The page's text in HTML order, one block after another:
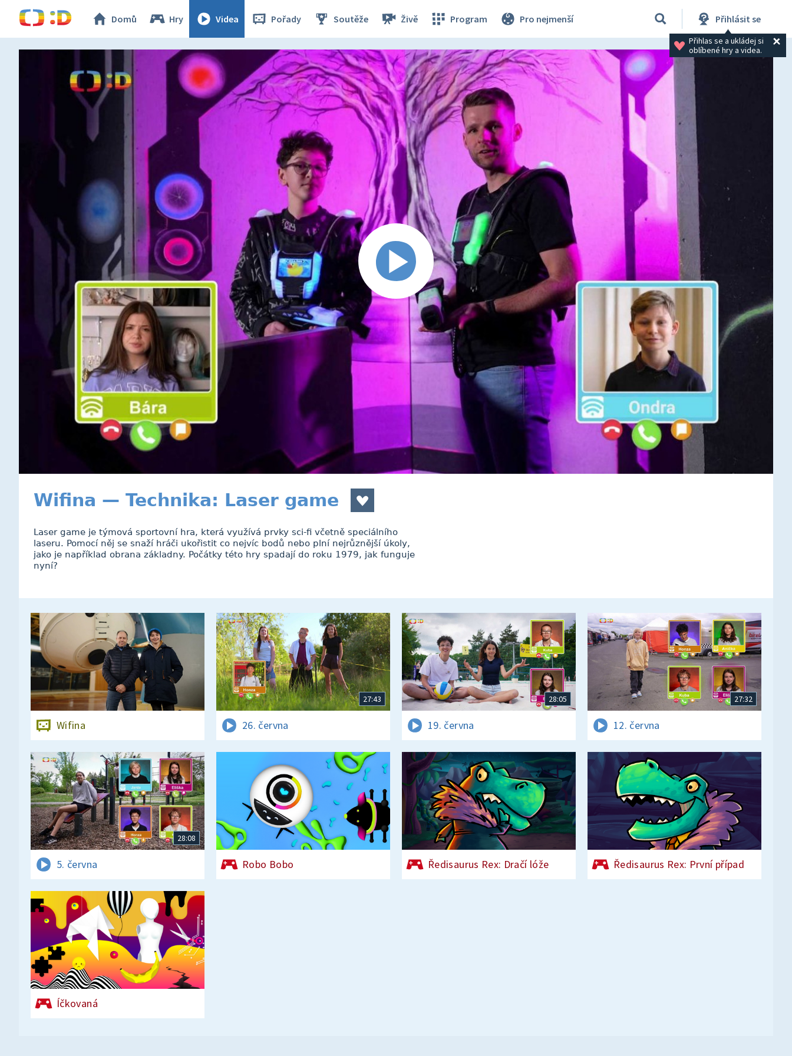
Domů Hry Videa Pořady Soutěže Živě Program Pro nejmenší Přihlásit se
Přihlas se a ukládej si
oblíbené hry a videa.
Wifina — Technika: Laser game
Laser game je týmová sportovní hra, která využívá prvky sci-fi včetně speciálního
laseru. Pomocí něj se snaží hráči ukořistit co nejvíc bodů nebo plní nejrůznější úkoly,
jako je například obrana základny. Počátky této hry spadají do roku 1979, jak funguje
nyní?
Wifina
27:43
26. června
28:05
19. června
27:32
12. června
28:08
5. června Robo Bobo Ředisaurus Rex: Dračí lóže Ředisaurus Rex: První případ
Íčkovaná